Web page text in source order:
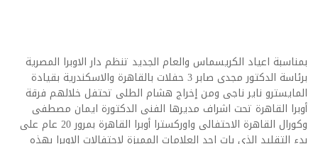
بمناسبة اعياد الكريسماس والعام الجديد تنظم دار الاوبرا المصرية
برئاسة الدكتور مجدى صابر 3 حفلات بالقاهرة والاسكندرية بقيادة
المايسترو ناير ناجى ومن إخراج هشام الطلى تحتفل خلالهم فرقة
أوبرا القاهرة تحت اشراف مديرها الفنى الدكتورة ايمان مصطفى
وكورال القاهرة الاحتفالى واوركسترا أوبرا القاهرة بمرور 20 عام على